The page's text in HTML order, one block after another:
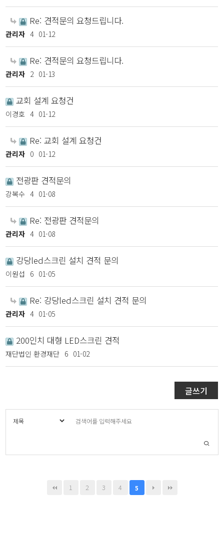
Re: 견적문의 요청드립니다.
관리자 4 01-12
Re: 견적문의 요청드립니다.
관리자 2 01-13
교회 설계 요청건
이경호 4 01-12
Re: 교회 설계 요청건
관리자 0 01-12
전광판 견적문의
강복수 4 01-08
Re: 전광판 견적문의
관리자 4 01-08
강당led스크린 설치 견적 문의
이원섭 6 01-05
Re: 강당led스크린 설치 견적 문의
관리자 4 01-05
200인치 대형 LED스크린 견적
재단법인 환경재단 6 01-02
글쓰기
1 2 3 4 5